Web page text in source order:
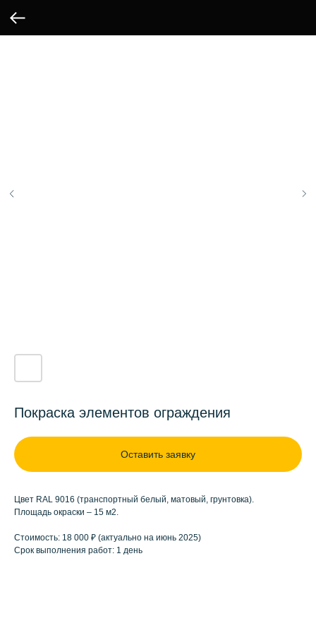
Покраска элементов ограждения
Оставить заявку
Цвет RAL 9016 (транспортный белый, матовый, грунтовка).
Площадь окраски – 15 м2.
Стоимость: 18 000 ₽ (актуально на июнь 2025)
Срок выполнения работ: 1 день